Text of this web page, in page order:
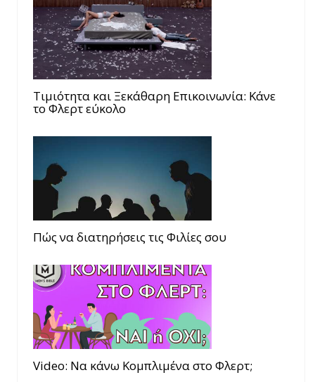
Τιμιότητα και Ξεκάθαρη Επικοινωνία: Κάνε
το Φλερτ εύκολο
Πώς να διατηρήσεις τις Φιλίες σου
Video: Να κάνω Κομπλιμένα στο Φλερτ;